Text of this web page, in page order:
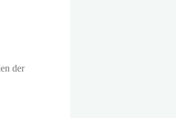
der